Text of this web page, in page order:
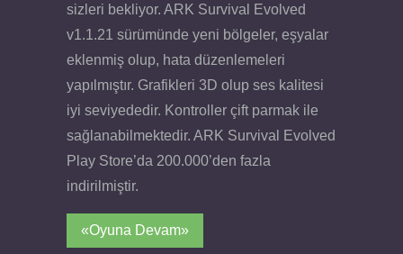
sizleri bekliyor. ARK Survival Evolved
v1.1.21 sürümünde yeni bölgeler, eşyalar
eklenmiş olup, hata düzenlemeleri
yapılmıştır. Grafikleri 3D olup ses kalitesi
iyi seviyededir. Kontroller çift parmak ile
sağlanabilmektedir. ARK Survival Evolved
Play Store’da 200.000’den fazla
indirilmiştir.
«Oyuna Devam»